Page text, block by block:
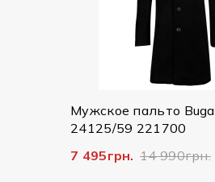
пальто Bugatti ,
14 990грн.
2